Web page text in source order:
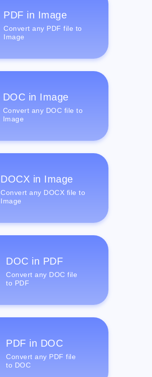
PDF in Image
Convert any PDF file to
Image
DOC in Image
Convert any DOC file to
Image
DOCX in Image
Convert any DOCX file to
Image
DOC in PDF
Convert any DOC file
to PDF
PDF in DOC
Convert any PDF file
to DOC